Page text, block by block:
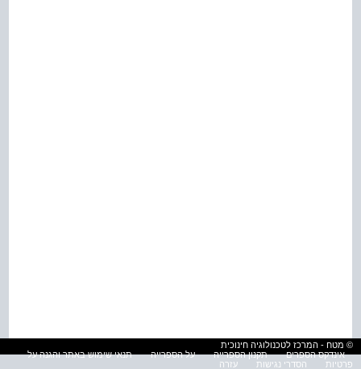
© מטח - המרכז לטכנולוגיה חינוכית
אינדקס הספרים
תקנון הספרייה על הספרייה
תנאי שימוש באתר והגנה על
פרטיות
הסדרי נגישות עזרה